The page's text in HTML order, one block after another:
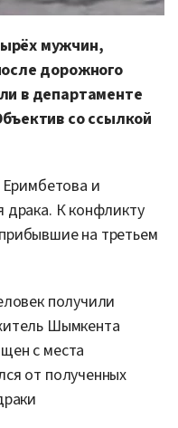
мужчин,
дорожного
в департаменте
со ссылкой
Еримбетова и
драка. К конфликту
на третьем
получили
Шымкента
с места
от полученных